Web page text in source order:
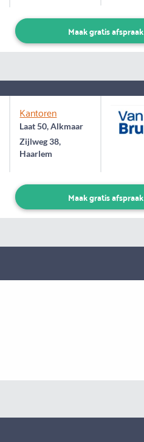
Maak gratis afspraak
Kantoren
Laat 50, Alkmaar
Zijlweg 38,
Haarlem
Maak gratis afspraak